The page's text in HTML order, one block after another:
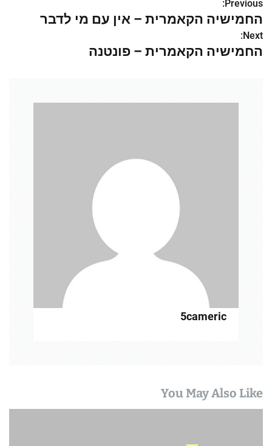
נ
י
ו
Previous:
החמישיה הקאמרית – אין עם מי לדבר
Next:
החמישיה הקאמרית – פונטנה
5cameric
You May Also Like